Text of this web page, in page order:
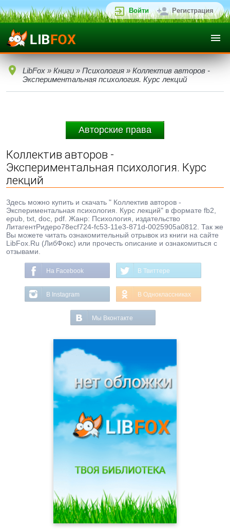
Войти Регистрация
LibFox » Книги » Психология » Коллектив авторов -
Экспериментальная психология. Курс лекций
Авторские права
Коллектив авторов -
Экспериментальная психология. Курс
лекций
Здесь можно купить и скачать " Коллектив авторов -
Экспериментальная психология. Курс лекций" в формате fb2,
epub, txt, doc, pdf. Жанр: Психология, издательство
ЛитагентРидеро78ecf724-fc53-11e3-871d-0025905a0812. Так же
Вы можете читать ознакомительный отрывок из книги на сайте
LibFox.Ru (ЛибФокс) или прочесть описание и ознакомиться с
отзывами.
На Facebook В Твиттере
В Instagram В Одноклассниках
Мы Вконтакте